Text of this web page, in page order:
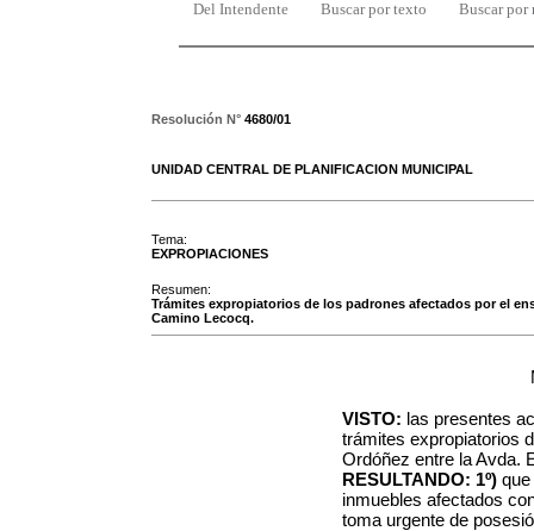
Del Intendente Buscar por texto Buscar por
Resolución N° 4680/01
UNIDAD CENTRAL DE PLANIFICACION MUNICIPAL
Tema:
EXPROPIACIONES
Resumen:
Trámites expropiatorios de los padrones afectados por el
Camino Lecocq.
VISTO: las presentes
trámites expropiatorios
Ordóñez entre la Avda.
RESULTANDO: 1º)que
inmuebles afectados
toma urgente de